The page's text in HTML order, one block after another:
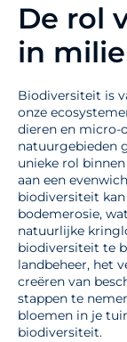
De rol
in
Biodiversiteit is
onze
dieren en micro-
natuurgebieden
unieke rol
aan een
biodiversiteit
bodemerosie,
natuurlijke
biodiversiteit te
landbeheer, het
creëren van
stappen te
bloemen in je
biodiversiteit.